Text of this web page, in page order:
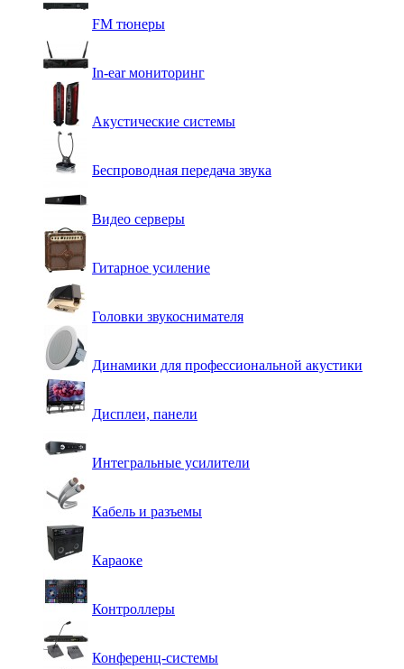
FM тюнеры
In-ear мониторинг
Акустические системы
Беспроводная передача звука
Видео серверы
Гитарное усиление
Головки звукоснимателя
Динамики для профессиональной акустики
Дисплеи, панели
Интегральные усилители
Кабель и разъемы
Караоке
Контроллеры
Конференц-системы